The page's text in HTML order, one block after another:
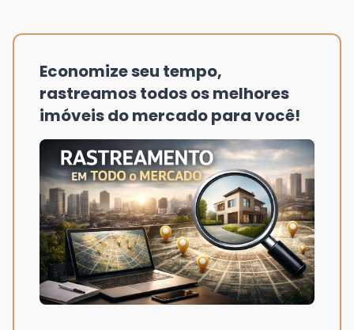
Economize seu tempo,
rastreamos todos os melhores
imóveis do mercado para você!